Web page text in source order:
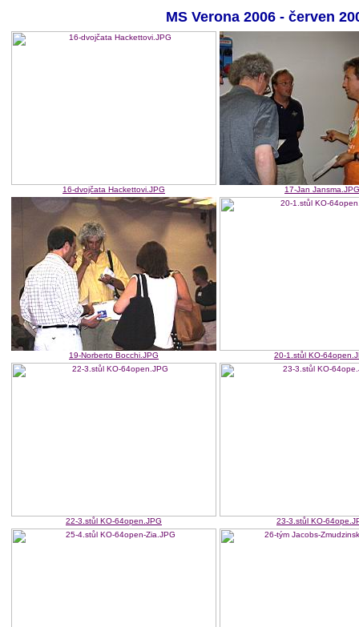
MS Verona 2006 - červen
16-dvojčata Hackettovi.JPG 17-Jan Jansma.JPG
19-Norberto Bocchi.JPG 20-1.stůl KO-
22-3.stůl KO-64open.JPG 23-3.stůl KO-